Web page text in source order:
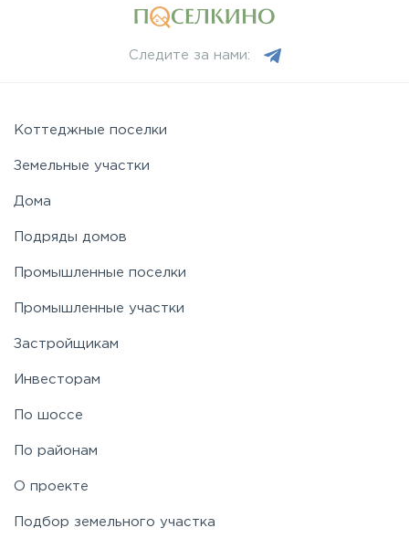
Следите за нами:
Коттеджные поселки
Земельные участки
Дома
Подряды домов
Промышленные поселки
Промышленные участки
Застройщикам
Инвесторам
По шоссе
По районам
О проекте
Подбор земельного участка